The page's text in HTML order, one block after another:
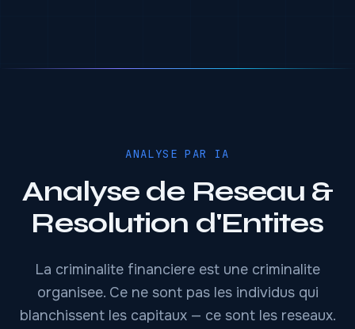
ANALYSE PAR IA
Analyse de Reseau &
Resolution d'Entites
La criminalite financiere est une criminalite
organisee. Ce ne sont pas les individus qui
blanchissent les capitaux — ce sont les reseaux.